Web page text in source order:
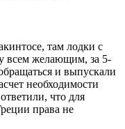
там лодки с
всем желающим, за 5-
и выпускали
необходимости
что для
права не